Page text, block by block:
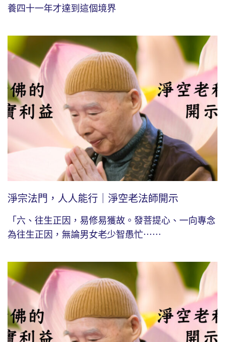
養四十一年才達到這個境界
淨宗法門，人人能行｜淨空老法師開示
「六、往生正因，易修易獲故。發菩提心、一向專念
為往生正因，無論男女老少智愚忙⋯⋯